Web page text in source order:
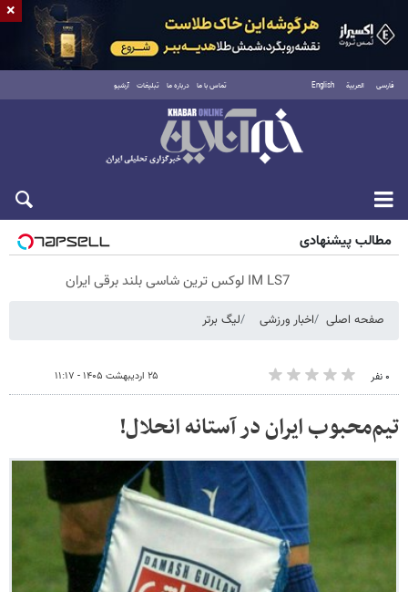
فارسی العربية English تماس با ما درباره ما تبلیغات آرشیو
شنبه ۱۷ مرداد ۱۴۰۵
مطالب پیشنهادی
IM LS7 لوکس ترین شاسی بلند برقی ایران
صفحه اصلی اخبار ورزشی لیگ برتر
۰ نفر ۲۵ اردیبهشت ۱۴۰۵ - ۱۱:۱۷
تیم‌محبوب ایران در آستانه انحلال!
×